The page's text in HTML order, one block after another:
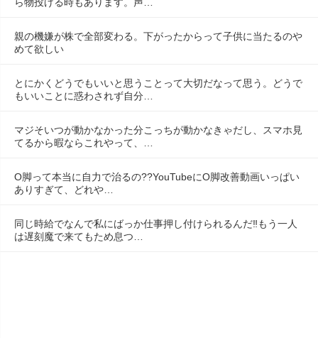
親の機嫌が株で全部変わる。下がったからって子供に当たるのや
めて欲しい
とにかくどうでもいいと思うことって大切だなって思う。どうで
もいいことに惑わされず自分…
マジそいつが動かなかった分こっちが動かなきゃだし、スマホ見
てるから暇ならこれやって、…
O脚って本当に自力で治るの??YouTubeにO脚改善動画いっぱい
ありすぎて、どれや…
同じ時給でなんで私にばっか仕事押し付けられるんだ‼️もう一人
は遅刻魔で来てもため息つ…